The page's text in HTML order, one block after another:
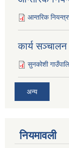
आन्तरिक
कार्य
सुनकोशी
अन्य
नियमावली